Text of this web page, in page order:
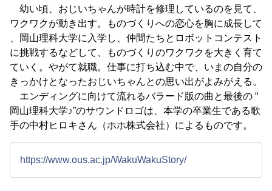
幼い頃、おじいちゃんが時計を修理しているのを見て、
ワクワクが動き出す。ものづくりへの恋心を胸に成長して
、岡山理科大学に入学し、仲間たちとロボットコンテスト
に挑戦するなどして、ものづくりのワクワクを大きく育て
ていく。やがて就職。仕事に打ち込む中で、いまの自分の
きっかけとなったおじいちゃんとの思い出がよみがえる。
エンディングに向けて流れるバラード版の曲と最後の “
岡山理科大学♪”のサウンドロゴは、本学の卒業生である歌
手の中村ヒロキさん（ホホ株式会社）によるものです。
https://www.ous.ac.jp/WakuWakuStory/